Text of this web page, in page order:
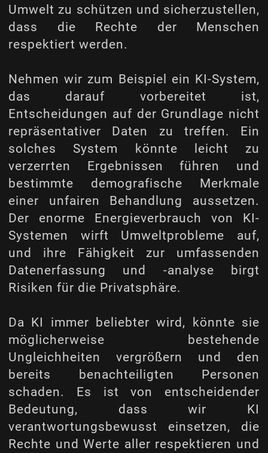
Umwelt zu schützen und sicherzustellen,
dass die Rechte der Menschen
respektiert werden.
Nehmen wir zum Beispiel ein KI-System,
das darauf vorbereitet ist,
Entscheidungen auf der Grundlage nicht
repräsentativer Daten zu treffen. Ein
solches System könnte leicht zu
verzerrten Ergebnissen führen und
bestimmte demografische Merkmale
einer unfairen Behandlung aussetzen.
Der enorme Energieverbrauch von KI-
Systemen wirft Umweltprobleme auf,
und ihre Fähigkeit zur umfassenden
Datenerfassung und -analyse birgt
Risiken für die Privatsphäre.
Da KI immer beliebter wird, könnte sie
möglicherweise bestehende
Ungleichheiten vergrößern und den
bereits benachteiligten Personen
schaden. Es ist von entscheidender
Bedeutung, dass wir KI
verantwortungsbewusst einsetzen, die
Rechte und Werte aller respektieren und